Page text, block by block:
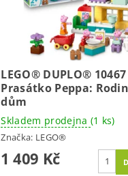
LEGO® DUPLO® 10467
Prasátko Peppa:
dům
Skladem prodejna (1 ks)
Značka: LEGO®
1 409 Kč